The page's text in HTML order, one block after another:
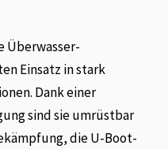
Überwasser-
Einsatz in stark
Dank einer
sind sie umrüstbar
die U-Boot-